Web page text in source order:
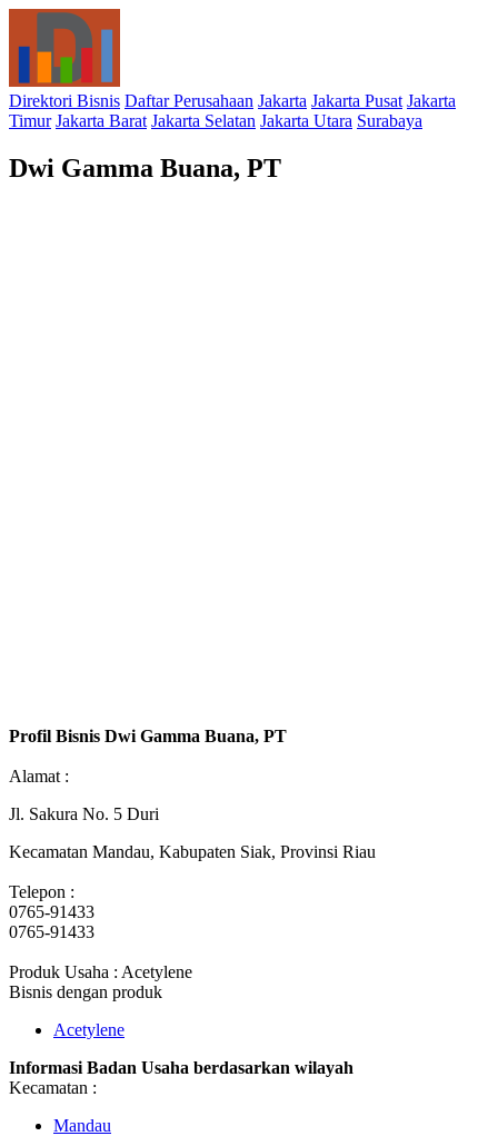
Direktori Bisnis Daftar Perusahaan Jakarta Jakarta Pusat Jakarta
Timur Jakarta Barat Jakarta Selatan Jakarta Utara Surabaya
Dwi Gamma Buana, PT
Profil Bisnis Dwi Gamma Buana, PT
Alamat :
Jl. Sakura No. 5 Duri
Kecamatan Mandau, Kabupaten Siak, Provinsi Riau
Telepon :
0765-91433
0765-91433
Produk Usaha : Acetylene
Bisnis dengan produk
Acetylene
Informasi Badan Usaha berdasarkan wilayah
Kecamatan :
Mandau